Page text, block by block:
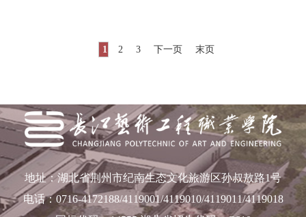
1 2 3 下一页 末页
地址：湖北省荆州市纪南生态文化旅游区孙叔敖路1号
电话：0716-4172188/4119001/4119010/4119011/4119018